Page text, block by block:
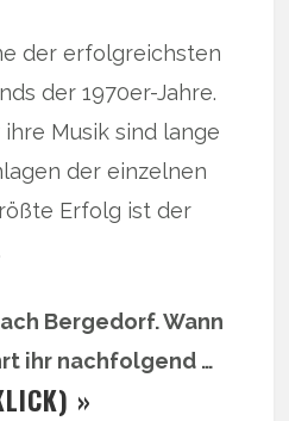
der erfolgreichsten
der 1970er-Jahre.
Musik sind lange
der einzelnen
Erfolg ist der
Bergedorf. Wann
ihr nachfolgend …
»